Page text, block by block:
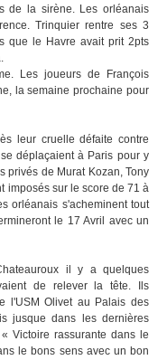
de la sirène. Les orléanais
Trinquier rentre ses 3
que le Havre avait prit 2pts
Les joueurs de François
la semaine prochaine pour
leur cruelle défaite contre
déplaçaient à Paris pour y
privés de Murat Kozan, Tony
imposés sur le score de 71 à
orléanais s'acheminent tout
le 17 Avril avec un
il y a quelques
de relever la tête. Ils
l'USM Olivet au Palais des
jusque dans les dernières
Victoire rassurante dans le
le bons sens avec un bon